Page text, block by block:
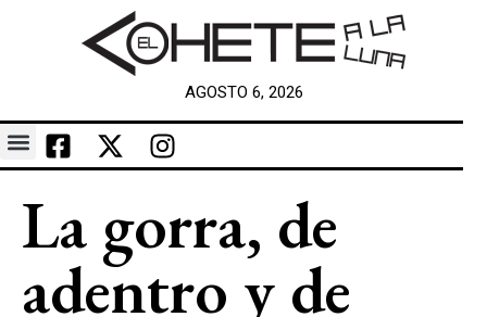
AGOSTO 6, 2026
La gorra, de
adentro y de